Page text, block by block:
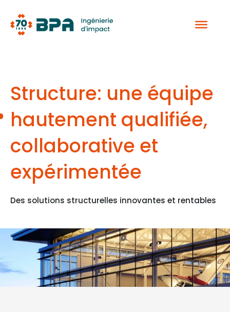
contenu
Structure: une équipe
hautement qualifiée,
collaborative et
expérimentée
Des solutions structurelles innovantes et rentables